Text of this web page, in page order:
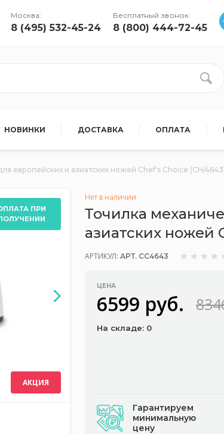
Москва:
8 (495) 532-45-24
Бесплатный звонок:
8 (800) 444-72-45
НОВИНКИ ДОСТАВКА ОПЛАТА
европейских и азиатских ножей Chef's Choice (CH/
ПРИ
АКЦИЯ
Нет в наличии
Точилка
азиатских ножей
АРТИКУЛ: АРТ. CC4643
ЦЕНА
6599 руб.
На складе: 0
Гарантируем
минимальную
цену